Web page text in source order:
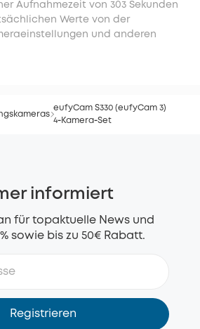
Aufnahmezeit von 303 Sekunden
Werte von der
und anderen
eufyCam S330 (eufyCam 3)
4‑Kamera‑Set
informiert
für topaktuelle News und
sowie bis zu 50€ Rabatt.
Registrieren